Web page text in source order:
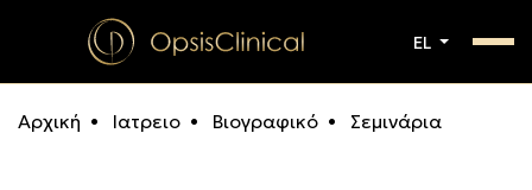
EL
Αρχική Ιατρειο Βιογραφικό Σεμινάρια